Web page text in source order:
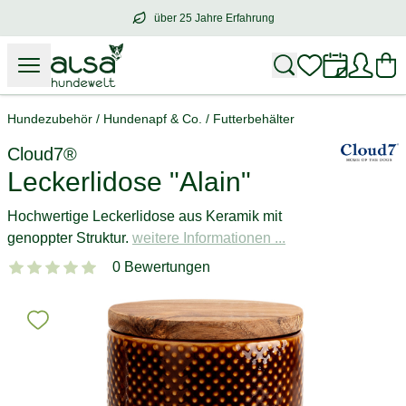
über 25 Jahre Erfahrung
über25 Jahre Erfahrung
Hundezubehör / Hundenapf & Co. / Futterbehälter
Cloud7®
Leckerlidose "Alain"
Hochwertige Leckerlidose aus Keramik mit
genoppter Struktur. weitere Informationen ...
0 Bewertungen